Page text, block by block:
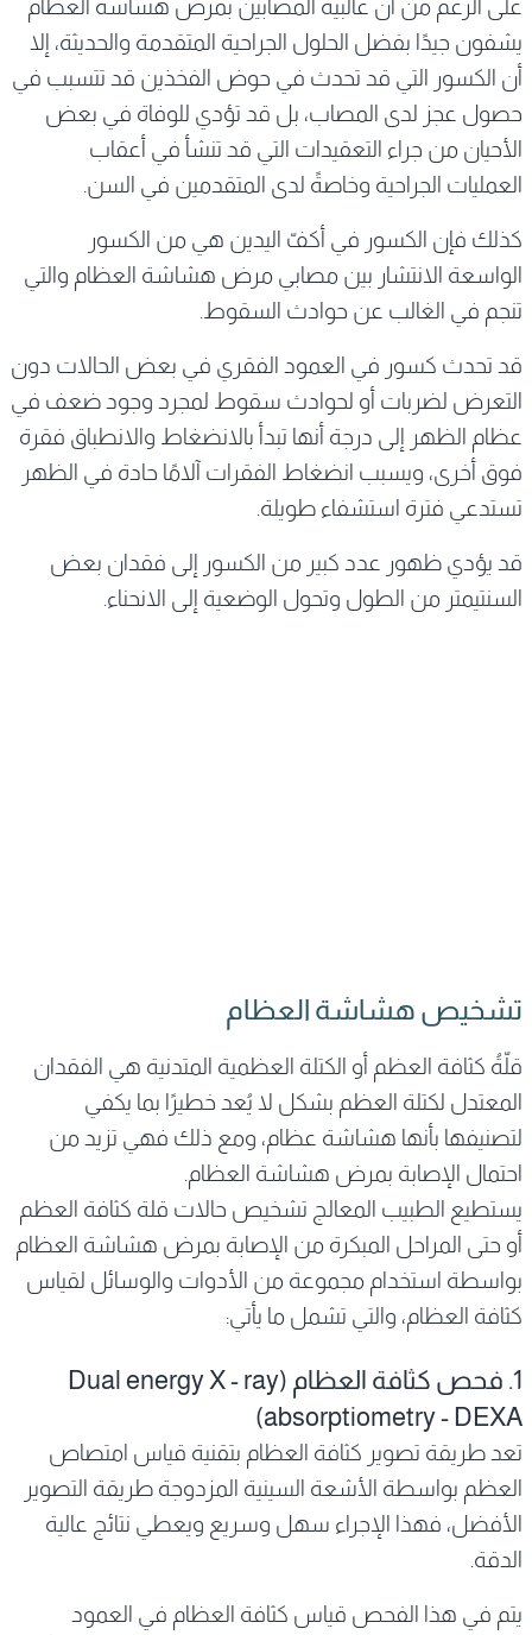
على الرغم من أن غالبية المصابين بمرض هشاشة العظام
يشفون جيدًا بفضل الحلول الجراحية المتقدمة والحديثة، إلا
أن الكسور التي قد تحدث في حوض الفخذين قد تتسبب في
حصول عجز لدى المصاب، بل قد تؤدي للوفاة في بعض
الأحيان من جراء التعقيدات التي قد تنشأ في أعقاب
العمليات الجراحية وخاصةً لدى المتقدمين في السن.
كذلك فإن الكسور في أكفّ اليدين هي من الكسور
الواسعة الانتشار بين مصابي مرض هشاشة العظام والتي
تنجم في الغالب عن حوادث السقوط.
قد تحدث كسور في العمود الفقري في بعض الحالات دون
التعرض لضربات أو لحوادث سقوط لمجرد وجود ضعف في
عظام الظهر إلى درجة أنها تبدأ بالانضغاط والانطباق فقرة
فوق أخرى، ويسبب انضغاط الفقرات آلامًا حادة في الظهر
تستدعي فترة استشفاء طويلة.
قد يؤدي ظهور عدد كبير من الكسور إلى فقدان بعض
السنتيمتر من الطول وتحول الوضعية إلى الانحناء.
تشخيص هشاشة العظام
قلّةُ كثافة العظم أو الكتلة العظمية المتدنية هي الفقدان
المعتدل لكتلة العظم بشكل لا يُعد خطيرًا بما يكفي
لتصنيفها بأنها هشاشة عظام، ومع ذلك فهي تزيد من
احتمال الإصابة بمرض هشاشة العظام.
يستطيع الطبيب المعالج تشخيص حالات قلة كثافة العظم
أو حتى المراحل المبكرة من الإصابة بمرض هشاشة العظام
بواسطة استخدام مجموعة من الأدوات والوسائل لقياس
كثافة العظام، والتي تشمل ما يأتي:
1. فحص كثافة العظام (Dual energy X - ray
absorptiometry - DEXA)
تعد طريقة تصوير كثافة العظام بتقنية قياس امتصاص
العظم بواسطة الأشعة السينية المزدوجة طريقة التصوير
الأفضل، فهذا الإجراء سهل وسريع ويعطي نتائج عالية
الدقة.
يتم في هذا الفحص قياس كثافة العظام في العمود